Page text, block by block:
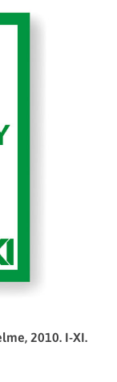
2010. I-XI.